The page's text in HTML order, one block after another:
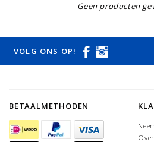
Geen producten
VOLG ONS OP!
BETAALMETHODEN